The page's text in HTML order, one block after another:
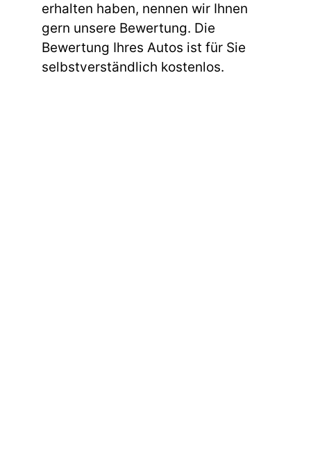
erhalten haben, nennen wir Ihnen
gern unsere Bewertung. Die
Bewertung Ihres Autos ist für Sie
selbstverständlich kostenlos.